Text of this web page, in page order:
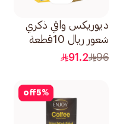
ديوريكس واقي ذكري
شعور ريال 10قطعة
96
91.2
5%
off